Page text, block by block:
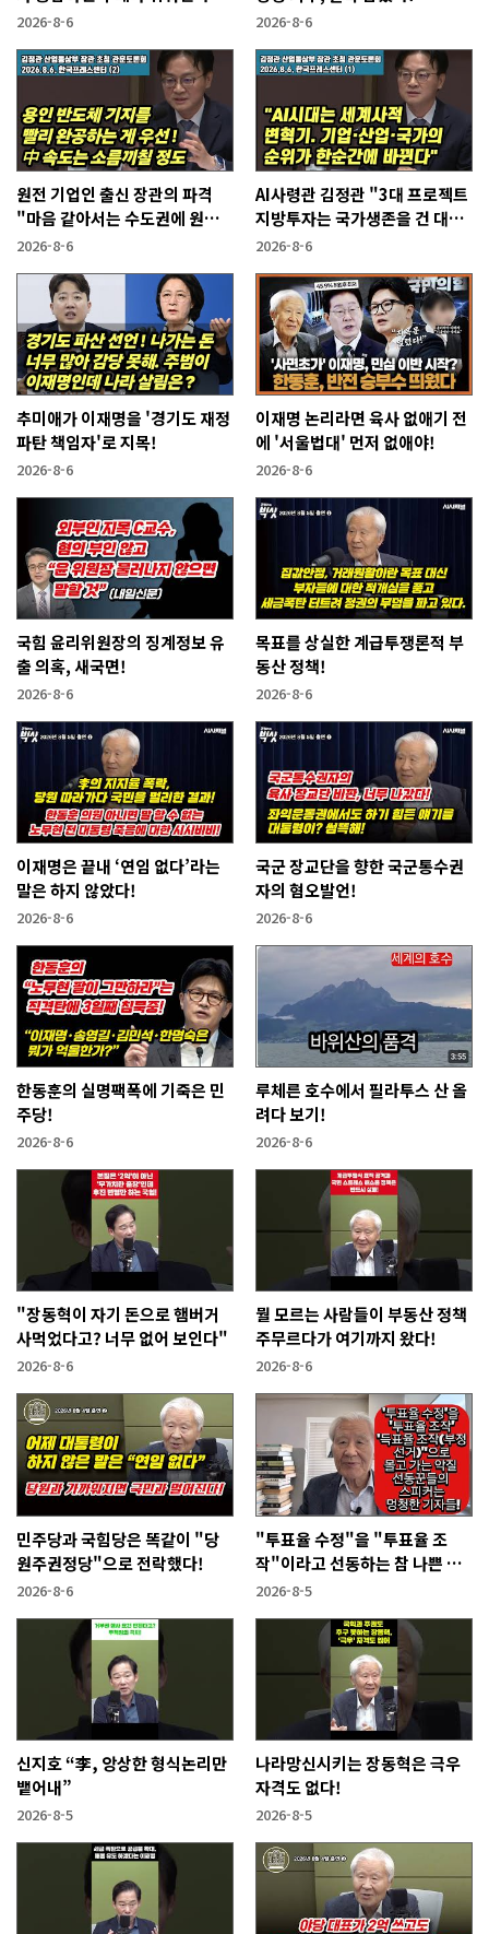
2026-8-6 2026-8-6
원전 기업인 출신 장관의 파격
"마음 같아서는 수도권에 원전
짓고싶다"
2026-8-6
AI사령관 김정관 "3대 프로젝트
지방투자는 국가생존을 건 대전
략"
2026-8-6
추미애가 이재명을 '경기도 재정
파탄 책임자'로 지목!
2026-8-6
이재명 논리라면 육사 없애기 전
에 '서울법대' 먼저 없애야!
2026-8-6
국힘 윤리위원장의 징계정보 유
출 의혹, 새국면!
2026-8-6
목표를 상실한 계급투쟁론적 부
동산 정책!
2026-8-6
이재명은 끝내 ‘연임 없다’라는
말은 하지 않았다!
2026-8-6
국군 장교단을 향한 국군통수권
자의 혐오발언!
2026-8-6
한동훈의 실명팩폭에 기죽은 민
주당!
2026-8-6
루체른 호수에서 필라투스 산 올
려다 보기!
2026-8-6
"장동혁이 자기 돈으로 햄버거
사먹었다고? 너무 없어 보인다"
2026-8-6
뭘 모르는 사람들이 부동산 정책
주무르다가 여기까지 왔다!
2026-8-6
민주당과 국힘당은 똑같이 "당
원주권정당"으로 전락했다!
2026-8-6
"투표율 수정"을 "투표율 조
작"이라고 선동하는 참 나쁜 사
람들!
2026-8-5
신지호 “李, 앙상한 형식논리만
뱉어내”
2026-8-5
나라망신시키는 장동혁은 극우
자격도 없다!
2026-8-5